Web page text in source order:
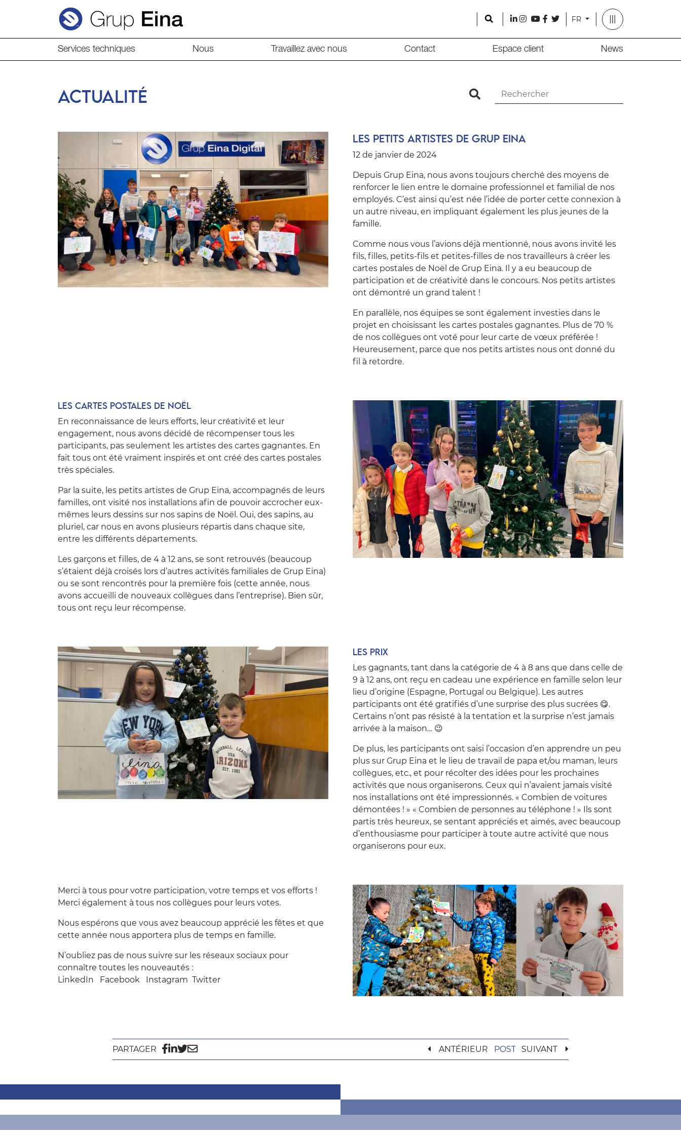
Search
l i y f t FR
Services techniques Nous Travaillez avec nous Contact Espace client News
ACTUALITÉ search
Les petits artistes de Grup Eina
12 de janvier de 2024
Depuis Grup Eina, nous avons toujours cherché des moyens de
renforcer le lien entre le domaine professionnel et familial de nos
employés. C’est ainsi qu’est née l’idée de porter cette connexion à
un autre niveau, en impliquant également les plus jeunes de la
famille.
Comme nous vous l’avions déjà mentionné, nous avons invité les
fils, filles, petits-fils et petites-filles de nos travailleurs à créer les
cartes postales de Noël de Grup Eina. Il y a eu beaucoup de
participation et de créativité dans le concours. Nos petits artistes
ont démontré un grand talent !
En parallèle, nos équipes se sont également investies dans le
projet en choisissant les cartes postales gagnantes. Plus de 70 %
de nos collègues ont voté pour leur carte de vœux préférée !
Heureusement, parce que nos petits artistes nous ont donné du
fil à retordre.
Les cartes postales de Noël
En reconnaissance de leurs efforts, leur créativité et leur
engagement, nous avons décidé de récompenser tous les
participants, pas seulement les artistes des cartes gagnantes. En
fait tous ont été vraiment inspirés et ont créé des cartes postales
très spéciales.
Par la suite, les petits artistes de Grup Eina, accompagnés de leurs
familles, ont visité nos installations afin de pouvoir accrocher eux-
mêmes leurs dessins sur nos sapins de Noël. Oui, des sapins, au
pluriel, car nous en avons plusieurs répartis dans chaque site,
entre les différents départements.
Les garçons et filles, de 4 à 12 ans, se sont retrouvés (beaucoup
s’étaient déjà croisés lors d’autres activités familiales de Grup Eina)
ou se sont rencontrés pour la première fois (cette année, nous
avons accueilli de nouveaux collègues dans l’entreprise). Bien sûr,
tous ont reçu leur récompense.
Les prix
Les gagnants, tant dans la catégorie de 4 à 8 ans que dans celle de
9 à 12 ans, ont reçu en cadeau une expérience en famille selon leur
lieu d’origine (Espagne, Portugal ou Belgique). Les autres
participants ont été gratifiés d’une surprise des plus sucrées 😋.
Certains n’ont pas résisté à la tentation et la surprise n’est jamais
arrivée à la maison… 😉
De plus, les participants ont saisi l’occasion d’en apprendre un peu
plus sur Grup Eina et le lieu de travail de papa et/ou maman, leurs
collègues, etc., et pour récolter des idées pour les prochaines
activités que nous organiserons. Ceux qui n’avaient jamais visité
nos installations ont été impressionnés. « Combien de voitures
démontées ! » « Combien de personnes au téléphone ! » Ils sont
partis très heureux, se sentant appréciés et aimés, avec beaucoup
d’enthousiasme pour participer à toute autre activité que nous
organiserons pour eux.
Merci à tous pour votre participation, votre temps et vos efforts !
Merci également à tous nos collègues pour leurs votes.
Nous espérons que vous avez beaucoup apprécié les fêtes et que
cette année nous apportera plus de temps en famille.
N’oubliez pas de nous suivre sur les réseaux sociaux pour
connaître toutes les nouveautés :
LinkedIn
Facebook Instagram Twitter
PARTAGER ANTÉRIEUR POST SUIVANT